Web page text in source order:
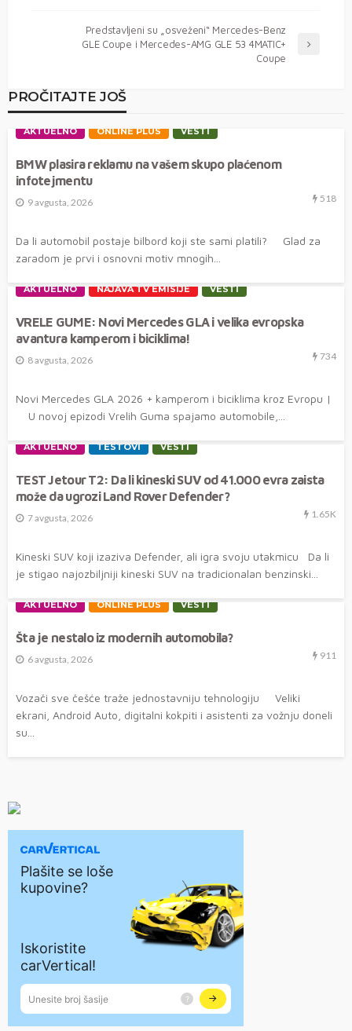
Predstavljeni su „osveženi“ Mercedes-Benz
GLE Coupe i Mercedes-AMG GLE 53 4MATIC+
Coupe
PROČITAJTE JOŠ
AKTUELNO ONLINE PLUS VESTI
BMW plasira reklamu na vašem skupo plaćenom
infotejmentu
9 avgusta, 2026 518
Da li automobil postaje bilbord koji ste sami platili? Glad za
zaradom je prvi i osnovni motiv mnogih...
AKTUELNO NAJAVA TV EMISIJE VESTI
VRELE GUME: Novi Mercedes GLA i velika evropska
avantura kamperom i biciklima!
8 avgusta, 2026 734
Novi Mercedes GLA 2026 + kamperom i biciklima kroz Evropu |
U novoj epizodi Vrelih Guma spajamo automobile,...
AKTUELNO TESTOVI VESTI
TEST Jetour T2: Da li kineski SUV od 41.000 evra zaista
može da ugrozi Land Rover Defender?
7 avgusta, 2026 1.65K
Kineski SUV koji izaziva Defender, ali igra svoju utakmicu Da li
je stigao najozbiljniji kineski SUV na tradicionalan benzinski...
AKTUELNO ONLINE PLUS VESTI
Šta je nestalo iz modernih automobila?
6 avgusta, 2026 911
Vozači sve češće traže jednostavniju tehnologiju Veliki
ekrani, Android Auto, digitalni kokpiti i asistenti za vožnju doneli
su...